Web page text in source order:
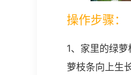
操作步骤：
1、家里的绿
萝枝条向上生